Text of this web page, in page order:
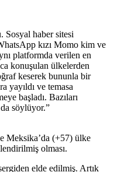
haber sitesi
kızı Momo kim ve
platformda verilen en
konuşulan ülkelerden
keserek bununla bir
yayıldı ve temasa
başladı. Bazıları
söylüyor.”
Meksika’da (+57) ülke
olması.
elde edilmiş. Artık